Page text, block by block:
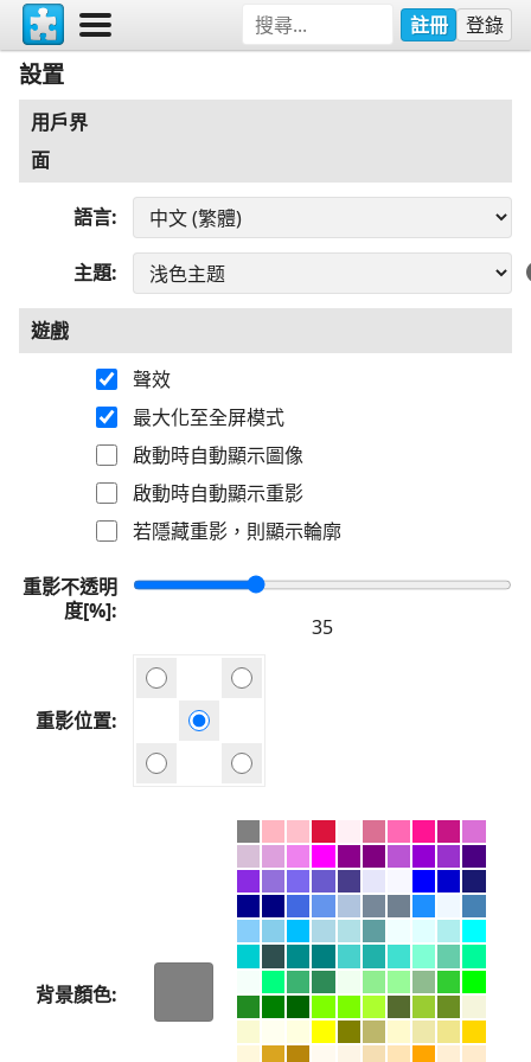
註冊 登錄
設置
用戶界
面
語言
主題
遊戲
聲效
最大化至全屏模式
啟動時自動顯示圖像
啟動時自動顯示重影
若隱藏重影，則顯示輪廓
重影不透明
度[%]
重影位置
背景顏色